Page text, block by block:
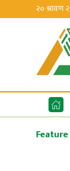
२० श्रावण